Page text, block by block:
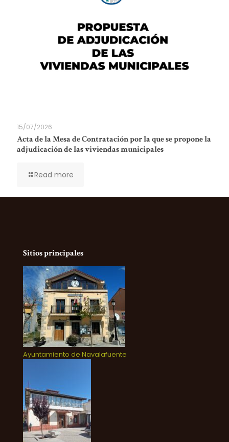
15/07/2026
Acta de la Mesa de Contratación por la que se propone la
adjudicación de las viviendas municipales
Read more
Sitios principales
Ayuntamiento de Navalafuente